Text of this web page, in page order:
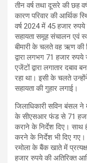
तीन वर्ष तथा दूसरे की छह
कारण परिवार की आर्थिक
वर्ष 2024 में 45 हजार
सहायता समूह संचालन एवं
बीमारी के चलते वह ऋण की
द्वारा लगभग 71 हजार
एजेंटों द्वारा लगातार दबाव
रहा था। इसी के चलते
सहायता की गुहार लगाई।
जिलाधिकारी सविन बंसल ने
के सीएसआर फंड से 71
कराने के निर्देश दिए। साथ
करने के निर्देश भी दिए
रमोला के बैंक खाते में
हजार रुपये की अतिरिक्त